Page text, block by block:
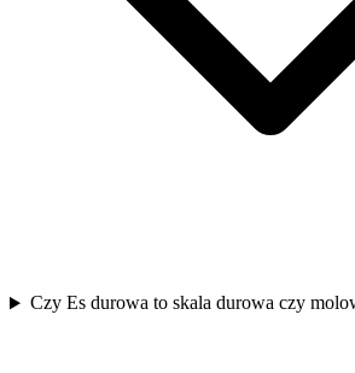
Czy Es durowa to skala durowa czy